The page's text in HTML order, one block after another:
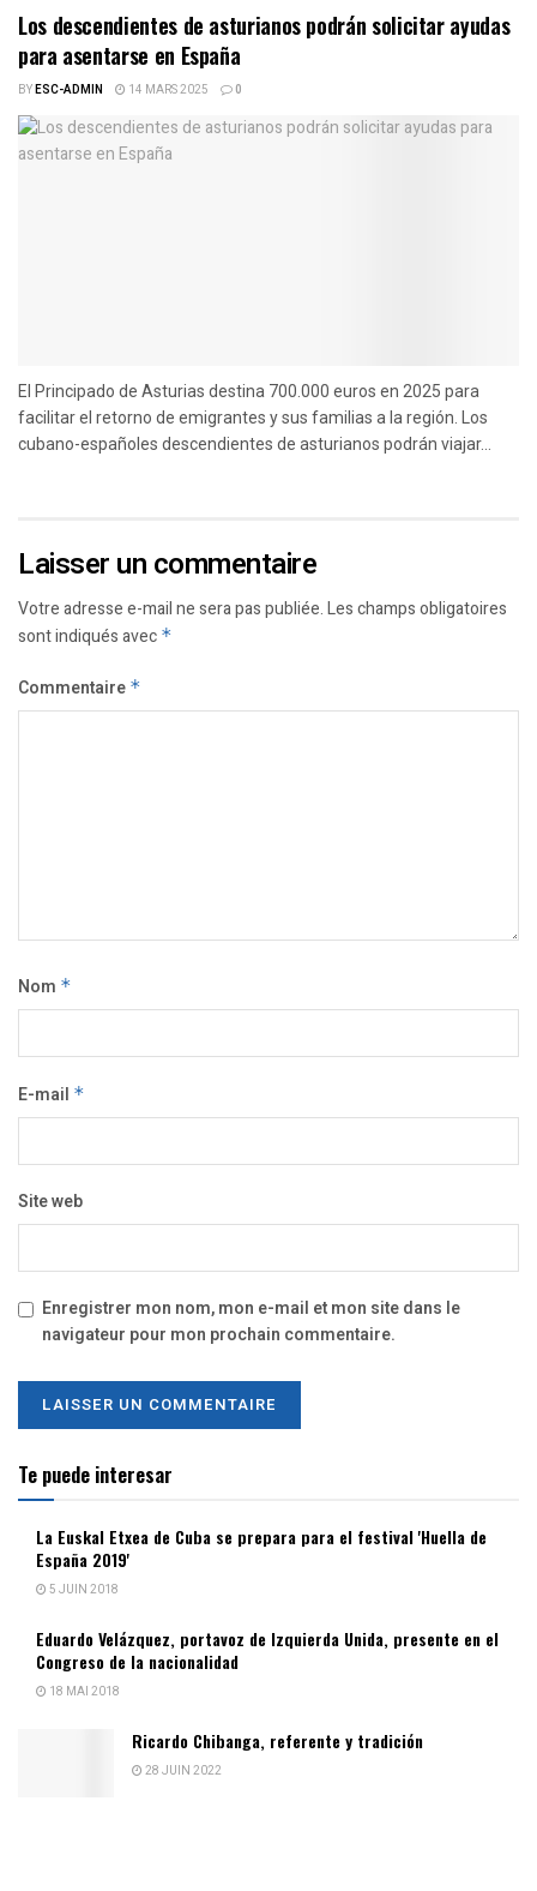
Los descendientes de asturianos podrán solicitar ayudas
para asentarse en España
BYESC-ADMIN 14 MARS 2025 0
El Principado de Asturias destina 700.000 euros en 2025 para
facilitar el retorno de emigrantes y sus familias a la región. Los
cubano-españoles descendientes de asturianos podrán viajar...
Laisser un commentaire
Votre adresse e-mail ne sera pas publiée.Les champs obligatoires
sont indiqués avec *
Commentaire *
Nom *
E-mail *
Site web
Enregistrer mon nom, mon e-mail et mon site dans le
navigateur pour mon prochain commentaire.
Te puede interesar
La Euskal Etxea de Cuba se prepara para el festival 'Huella de
España 2019'
5 JUIN 2018
Eduardo Velázquez, portavoz de Izquierda Unida, presente en el
Congreso de la nacionalidad
18 MAI 2018
Ricardo Chibanga, referente y tradición
28 JUIN 2022